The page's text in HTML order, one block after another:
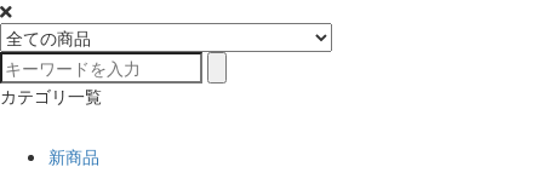
カテゴリ一覧
新商品